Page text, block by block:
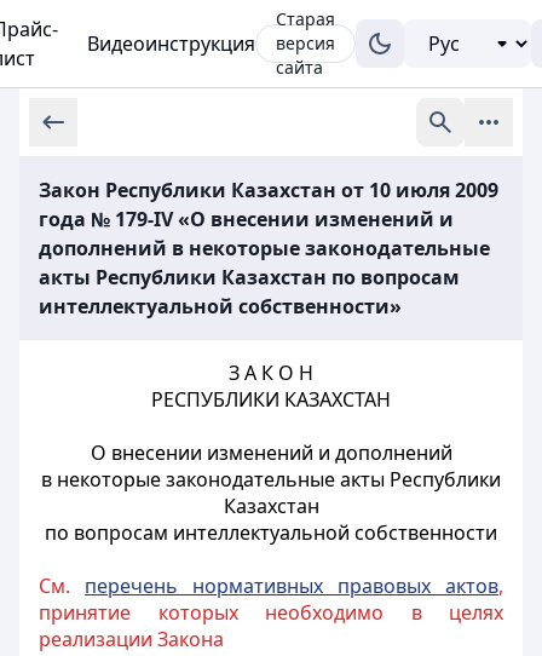
Видеоинструкция
Старая
версия
сайта
Закон Республики Казахстан от 10 июля 2009
года № 179-IV «О внесении изменений и
дополнений в некоторые законодательные
акты Республики Казахстан по вопросам
интеллектуальной собственности»
З А К О Н
РЕСПУБЛИКИ КАЗАХСТАН
О внесении изменений и дополнений
в некоторые законодательные акты Республики
Казахстан
по вопросам интеллектуальной собственности
См. перечень нормативных правовых актов,
принятие которых необходимо в целях
реализации Закона